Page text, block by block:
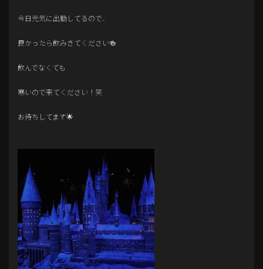
今日元気に出勤してるので、
良かったら飲みきてください🍻
飲んでなくても
寒いので来てください！笑
お待ちしてます🌟